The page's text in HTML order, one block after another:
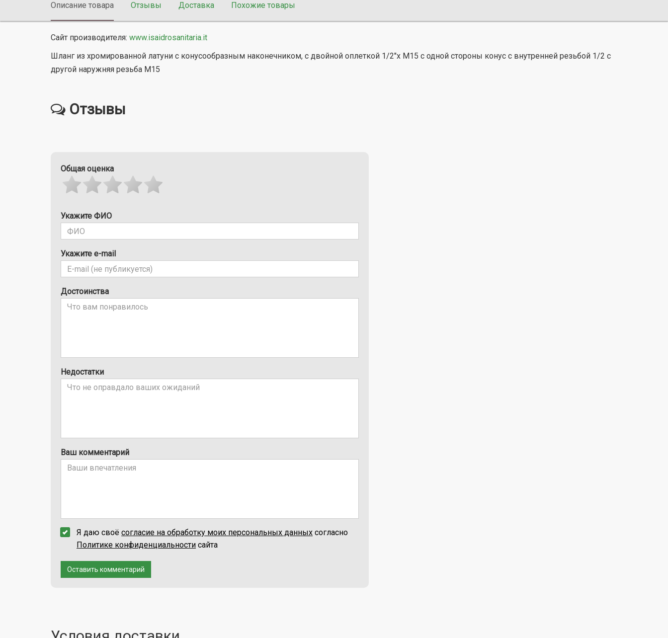
Описание товара Отзывы Доставка Похожие товары
Сайт производителя: www.isaidrosanitaria.it
Шланг из хромированной латуни с конусообразным наконечником, с двойной оплеткой 1/2"x M15 с одной стороны конус с внутренней резьбой 1/2 с
другой наружняя резьба М15
Отзывы
Общая оценка
Укажите ФИО
Укажите e-mail
Достоинства
Недостатки
Ваш комментарий
Я даю своё согласие на обработку моих персональных данных согласно
Политике конфиденциальности сайта
Оставить комментарий